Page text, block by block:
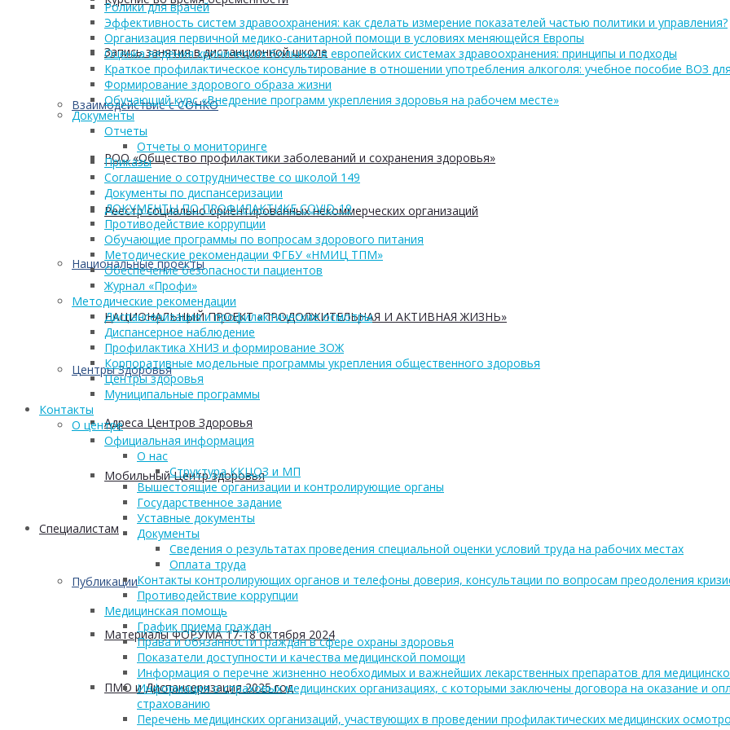
Запись занятия в дистанционной школе
Взаимодействие с СОНКО
РОО «Общество профилактики заболеваний и сохранения здоровья»
Реестр социально ориентированных некоммерческих организаций
Национальные проекты
НАЦИОНАЛЬНЫЙ ПРОЕКТ «ПРОДОЛЖИТЕЛЬНАЯ И АКТИВНАЯ ЖИЗНЬ»
Центры Здоровья
Адреса Центров Здоровья
Мобильный Центр здоровья
Cпециалистам
Публикации
Материалы ФОРУМА 17-18 октября 2024
ПМО и Диспансеризация 2025 год
Ролики для врачей
Эффективность систем здравоохранения: как сделать измерение показателей частью политики и управления?
Организация первичной медико-санитарной помощи в условиях меняющейся Европы
Оценка ведения хронических больных в европейских системах здравоохранения: принципы и подходы
Краткое профилактическое консультирование в отношении употребления алкоголя: учебное пособие ВОЗ
Формирование здорового образа жизни
Обучающий курс «Внедрение программ укрепления здоровья на рабочем месте»
Документы
Отчеты
Отчеты о мониторинге
Приказы
Соглашение о сотрудничестве со школой 149
Документы по диспансеризации
ДОКУМЕНТЫ ПО ПРОФИЛАКТИКЕ COVID-19
Противодействие коррупции
Обучающие программы по вопросам здорового питания
Методические рекомендации ФГБУ «НМИЦ ТПМ»
Обеспечение безопасности пациентов
Журнал «Профи»
Методические рекомендации
Диспансеризация и профилактические осмотры
Диспансерное наблюдение
Профилактика ХНИЗ и формирование ЗОЖ
Корпоративные модельные программы укрепления общественного здоровья
Центры здоровья
Муниципальные программы
Контакты
О центре
Официальная информация
О нас
Структура ККЦОЗ и МП
Вышестоящие организации и контролирующие органы
Государственное задание
Уставные документы
Документы
Сведения о результатах проведения специальной оценки условий труда на рабочих местах
Оплата труда
Контакты контролирующих органов и телефоны доверия, консультации по вопросам преодоления
Противодействие коррупции
Медицинская помощь
График приема граждан
Права и обязанности граждан в сфере охраны здоровья
Показатели доступности и качества медицинской помощи
Информация о перечне жизненно необходимых и важнейших лекарственных препаратов для
Информация о страховых медицинских организациях, с которыми заключены договора на оказание и
страхованию
Перечень медицинских организаций, участвующих в проведении профилактических медицинских